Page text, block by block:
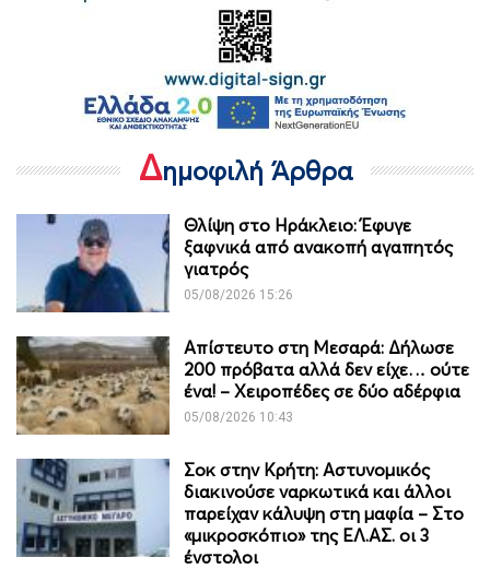
Δημοφιλή Άρθρα
Θλίψη στο Ηράκλειο: Έφυγε
ξαφνικά από ανακοπή αγαπητός
γιατρός
05/08/2026 15:26
Απίστευτο στη Μεσαρά: Δήλωσε
200 πρόβατα αλλά δεν είχε… ούτε
ένα! – Χειροπέδες σε δύο αδέρφια
05/08/2026 10:43
Σοκ στην Κρήτη: Αστυνομικός
διακινούσε ναρκωτικά και άλλοι
παρείχαν κάλυψη στη μαφία – Στο
«μικροσκόπιο» της ΕΛ.ΑΣ. οι 3
ένστολοι